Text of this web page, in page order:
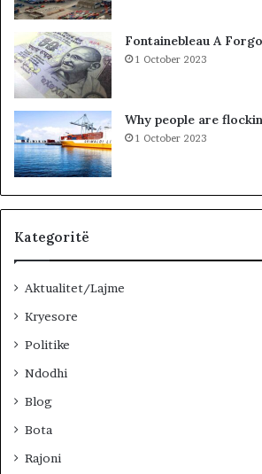
k
m
i
n
!
Fontainebleau A
1 October 2023
Why people are
1 October 2023
Kategoritë
Aktualitet/Lajme
Kryesore
Politike
Ndodhi
Blog
Bota
Rajoni